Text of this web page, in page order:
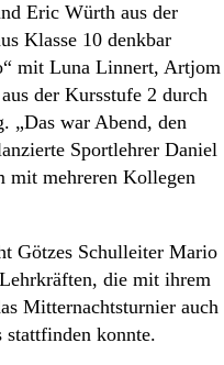
Eric Würth aus der
Klasse 10 denkbar
mit Luna Linnert, Artjom
der Kursstu­fe 2 durch
„Das war Abend, den
Sport­leh­rer Daniel
mit mehre­ren Kolle­gen
Götzes Schul­lei­ter Mario
die mit ihrem
Mitter­nachts­tur­nier auch
statt­fin­den konnte.